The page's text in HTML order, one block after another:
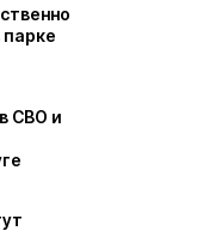
СВО и